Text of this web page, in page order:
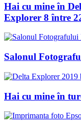
Hai cu mine în
Explorer 8 între
Salonul
Hai cu mine în